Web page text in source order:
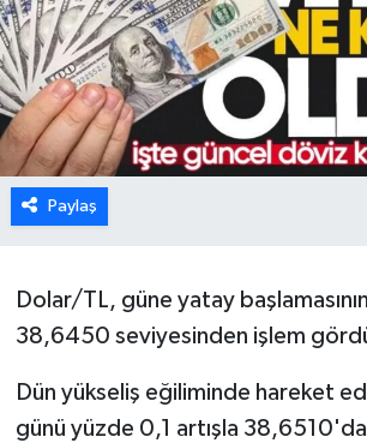
Paylaş
Dolar/TL, güne yatay
38,6450 seviyesinden işlem
Dün yükseliş eğiliminde hareket
günü yüzde 0,1 artışla